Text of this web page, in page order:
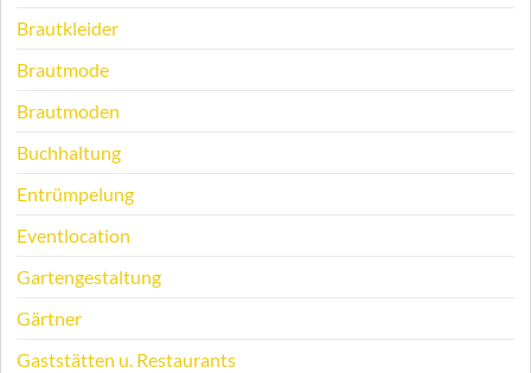
Brautkleider
Brautmode
Brautmoden
Buchhaltung
Entrümpelung
Eventlocation
Gartengestaltung
Gärtner
Gaststätten u. Restaurants